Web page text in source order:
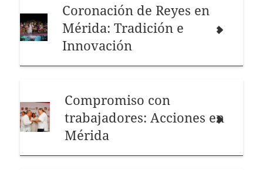
Coronación de Reyes en
Mérida: Tradición e
Innovación
Compromiso con
trabajadores: Acciones en
Mérida